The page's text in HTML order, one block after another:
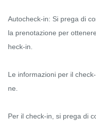
Autocheck-in: Si prega di
la prenotazione per
heck-in.
Le informazioni per il
ne.
Per il check-in, si prega di